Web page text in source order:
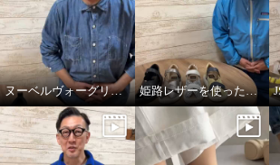
ヌーベルヴォーグリラックスのブレードスニーカー 姫路レザーを使った開閉式サンダル